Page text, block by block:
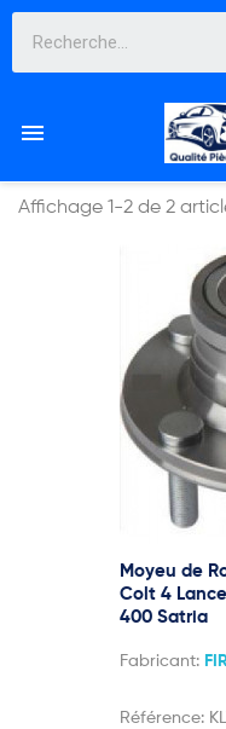

PROTONS
Affichage 1-2 de 2
Moyeu de
Colt 4
400 Satria
Fabricant:
Référence: